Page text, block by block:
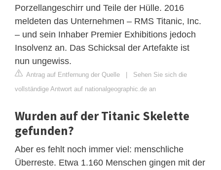
Porzellangeschirr und Teile der Hülle. 2016
meldeten das Unternehmen – RMS Titanic, Inc.
– und sein Inhaber Premier Exhibitions jedoch
Insolvenz an. Das Schicksal der Artefakte ist
nun ungewiss.
Antrag auf Entfernung der Quelle | Sehen Sie sich die
vollständige Antwort auf nationalgeographic.de an
Wurden auf der Titanic Skelette
gefunden?
Aber es fehlt noch immer viel: menschliche
Überreste. Etwa 1.160 Menschen gingen mit der